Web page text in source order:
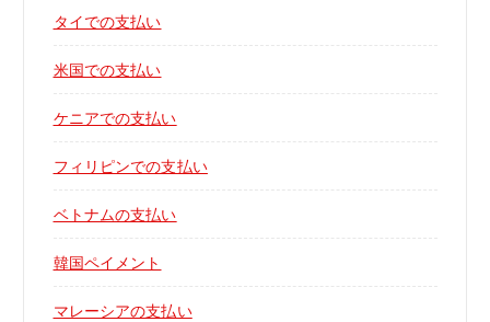
タイでの支払い
米国での支払い
ケニアでの支払い
フィリピンでの支払い
ベトナムの支払い
韓国ペイメント
マレーシアの支払い